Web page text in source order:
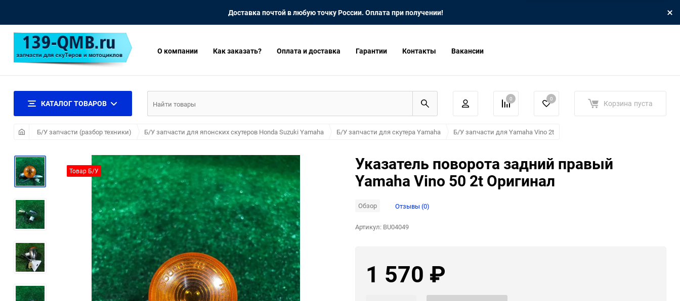
Доставка почтой в любую точку России. Оплата при получении!
О компании Как заказать? Оплата и доставка Гарантии Контакты Вакансии
КАТАЛОГ ТОВАРОВ 0 0 Корзина пуста
Б/У запчасти (разбор техники) Б/У запчасти для японских скутеров Honda Suzuki Yamaha Б/У запчасти для скутера Yamaha Б/У запчасти для Yamaha Vino 2t
Товар Б/У
Указатель поворота задний правый
Yamaha Vino 50 2t Оригинал
Обзор Отзывы (0)
Артикул: BU04049
1 570 ₽